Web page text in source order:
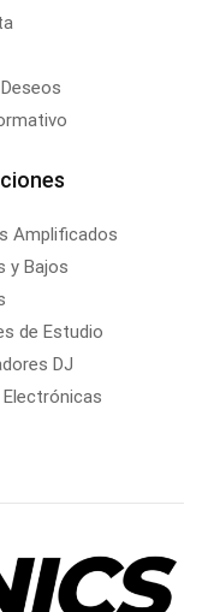
Amplificados
y Bajos
de Estudio
DJ